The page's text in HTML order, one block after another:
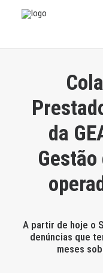
JURÍDICO
SPPREV
PREVIDÊNCIA
da
A partir de hoje o
denúncias que
meses